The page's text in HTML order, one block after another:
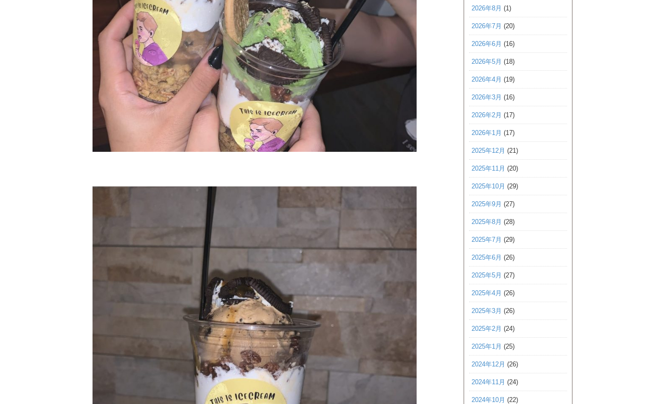
2026年8月 (1)
2026年7月 (20)
2026年6月 (16)
2026年5月 (18)
2026年4月 (19)
2026年3月 (16)
2026年2月 (17)
2026年1月 (17)
2025年12月 (21)
2025年11月 (20)
2025年10月 (29)
2025年9月 (27)
2025年8月 (28)
2025年7月 (29)
2025年6月 (26)
2025年5月 (27)
2025年4月 (26)
2025年3月 (26)
2025年2月 (24)
2025年1月 (25)
2024年12月 (26)
2024年11月 (24)
2024年10月 (22)